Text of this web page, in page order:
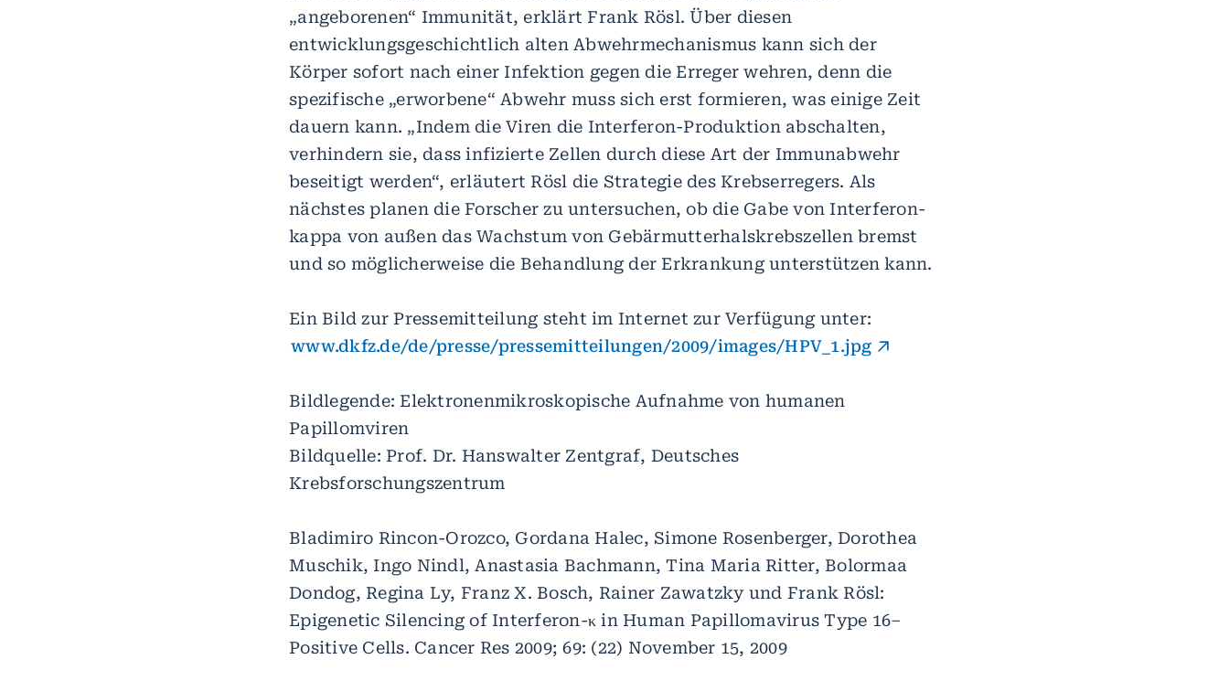
„angeborenen“ Immunität, erklärt Frank Rösl. Über diesen
entwicklungsgeschichtlich alten Abwehrmechanismus kann sich der
Körper sofort nach einer Infektion gegen die Erreger wehren, denn die
spezifische „erworbene“ Abwehr muss sich erst formieren, was einige Zeit
dauern kann. „Indem die Viren die Interferon-Produktion abschalten,
verhindern sie, dass infizierte Zellen durch diese Art der Immunabwehr
beseitigt werden“, erläutert Rösl die Strategie des Krebserregers. Als
nächstes planen die Forscher zu untersuchen, ob die Gabe von Interferon-
kappa von außen das Wachstum von Gebärmutterhalskrebszellen bremst
und so möglicherweise die Behandlung der Erkrankung unterstützen kann.
Ein Bild zur Pressemitteilung steht im Internet zur Verfügung unter:
www.dkfz.de/de/presse/pressemitteilungen/2009/images/HPV_1.jpg
Bildlegende: Elektronenmikroskopische Aufnahme von humanen
Papillomviren
Bildquelle: Prof. Dr. Hanswalter Zentgraf, Deutsches
Krebsforschungszentrum
Bladimiro Rincon-Orozco, Gordana Halec, Simone Rosenberger, Dorothea
Muschik, Ingo Nindl, Anastasia Bachmann, Tina Maria Ritter, Bolormaa
Dondog, Regina Ly, Franz X. Bosch, Rainer Zawatzky und Frank Rösl:
Epigenetic Silencing of Interferon-κ in Human Papillomavirus Type 16–
Positive Cells. Cancer Res 2009; 69: (22) November 15, 2009